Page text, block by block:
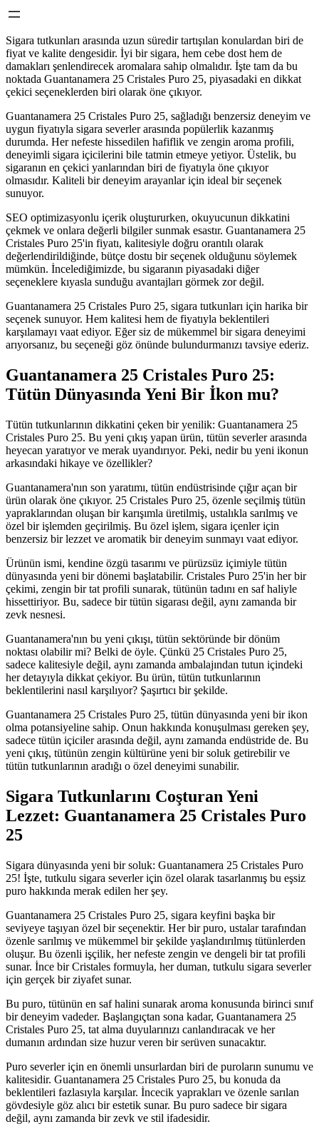
Sigara tutkunları arasında uzun süredir tartışılan konulardan biri de
fiyat ve kalite dengesidir. İyi bir sigara, hem cebe dost hem de
damakları şenlendirecek aromalara sahip olmalıdır. İşte tam da bu
noktada Guantanamera 25 Cristales Puro 25, piyasadaki en dikkat
çekici seçeneklerden biri olarak öne çıkıyor.
Guantanamera 25 Cristales Puro 25, sağladığı benzersiz deneyim ve
uygun fiyatıyla sigara severler arasında popülerlik kazanmış
durumda. Her nefeste hissedilen hafiflik ve zengin aroma profili,
deneyimli sigara içicilerini bile tatmin etmeye yetiyor. Üstelik, bu
sigaranın en çekici yanlarından biri de fiyatıyla öne çıkıyor
olmasıdır. Kaliteli bir deneyim arayanlar için ideal bir seçenek
sunuyor.
SEO optimizasyonlu içerik oluştururken, okuyucunun dikkatini
çekmek ve onlara değerli bilgiler sunmak esastır. Guantanamera 25
Cristales Puro 25'in fiyatı, kalitesiyle doğru orantılı olarak
değerlendirildiğinde, bütçe dostu bir seçenek olduğunu söylemek
mümkün. İncelediğimizde, bu sigaranın piyasadaki diğer
seçeneklere kıyasla sunduğu avantajları görmek zor değil.
Guantanamera 25 Cristales Puro 25, sigara tutkunları için harika bir
seçenek sunuyor. Hem kalitesi hem de fiyatıyla beklentileri
karşılamayı vaat ediyor. Eğer siz de mükemmel bir sigara deneyimi
arıyorsanız, bu seçeneği göz önünde bulundurmanızı tavsiye ederiz.
Guantanamera 25 Cristales Puro 25:
Tütün Dünyasında Yeni Bir İkon mu?
Tütün tutkunlarının dikkatini çeken bir yenilik: Guantanamera 25
Cristales Puro 25. Bu yeni çıkış yapan ürün, tütün severler arasında
heyecan yaratıyor ve merak uyandırıyor. Peki, nedir bu yeni ikonun
arkasındaki hikaye ve özellikler?
Guantanamera'nın son yaratımı, tütün endüstrisinde çığır açan bir
ürün olarak öne çıkıyor. 25 Cristales Puro 25, özenle seçilmiş tütün
yapraklarından oluşan bir karışımla üretilmiş, ustalıkla sarılmış ve
özel bir işlemden geçirilmiş. Bu özel işlem, sigara içenler için
benzersiz bir lezzet ve aromatik bir deneyim sunmayı vaat ediyor.
Ürünün ismi, kendine özgü tasarımı ve pürüzsüz içimiyle tütün
dünyasında yeni bir dönemi başlatabilir. Cristales Puro 25'in her bir
çekimi, zengin bir tat profili sunarak, tütünün tadını en saf haliyle
hissettiriyor. Bu, sadece bir tütün sigarası değil, aynı zamanda bir
zevk nesnesi.
Guantanamera'nın bu yeni çıkışı, tütün sektöründe bir dönüm
noktası olabilir mi? Belki de öyle. Çünkü 25 Cristales Puro 25,
sadece kalitesiyle değil, aynı zamanda ambalajından tutun içindeki
her detayıyla dikkat çekiyor. Bu ürün, tütün tutkunlarının
beklentilerini nasıl karşılıyor? Şaşırtıcı bir şekilde.
Guantanamera 25 Cristales Puro 25, tütün dünyasında yeni bir ikon
olma potansiyeline sahip. Onun hakkında konuşulması gereken şey,
sadece tütün içiciler arasında değil, aynı zamanda endüstride de. Bu
yeni çıkış, tütünün zengin kültürüne yeni bir soluk getirebilir ve
tütün tutkunlarının aradığı o özel deneyimi sunabilir.
Sigara Tutkunlarını Coşturan Yeni
Lezzet: Guantanamera 25 Cristales Puro
25
Sigara dünyasında yeni bir soluk: Guantanamera 25 Cristales Puro
25! İşte, tutkulu sigara severler için özel olarak tasarlanmış bu eşsiz
puro hakkında merak edilen her şey.
Guantanamera 25 Cristales Puro 25, sigara keyfini başka bir
seviyeye taşıyan özel bir seçenektir. Her bir puro, ustalar tarafından
özenle sarılmış ve mükemmel bir şekilde yaşlandırılmış tütünlerden
oluşur. Bu özenli işçilik, her nefeste zengin ve dengeli bir tat profili
sunar. İnce bir Cristales formuyla, her duman, tutkulu sigara severler
için gerçek bir ziyafet sunar.
Bu puro, tütünün en saf halini sunarak aroma konusunda birinci sınıf
bir deneyim vadeder. Başlangıçtan sona kadar, Guantanamera 25
Cristales Puro 25, tat alma duyularınızı canlandıracak ve her
dumanın ardından size huzur veren bir serüven sunacaktır.
Puro severler için en önemli unsurlardan biri de puroların sunumu ve
kalitesidir. Guantanamera 25 Cristales Puro 25, bu konuda da
beklentileri fazlasıyla karşılar. İncecik yaprakları ve özenle sarılan
gövdesiyle göz alıcı bir estetik sunar. Bu puro sadece bir sigara
değil, aynı zamanda bir zevk ve stil ifadesidir.